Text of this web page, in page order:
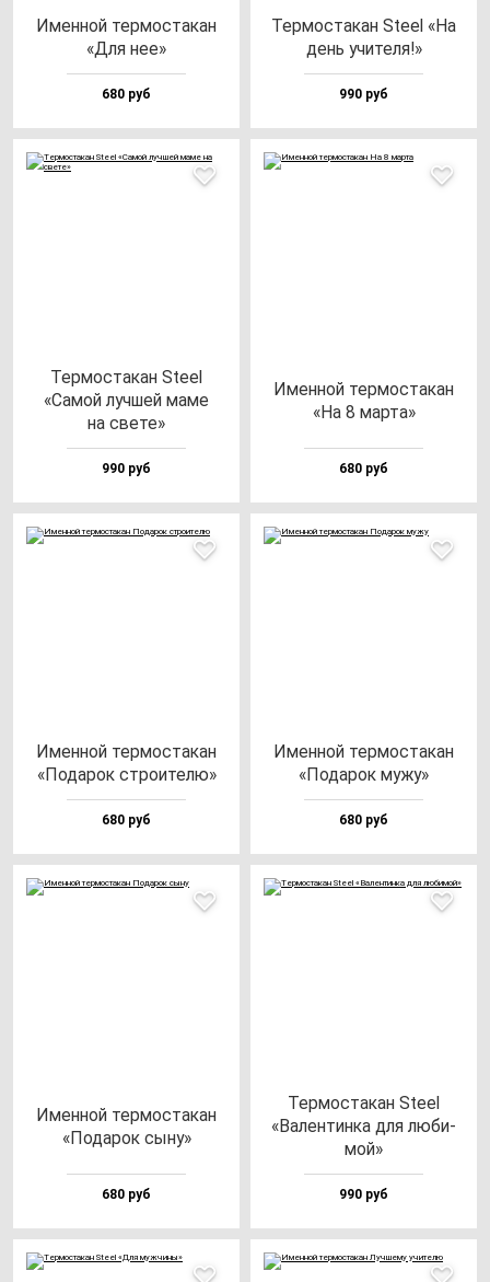
Имен­ной тер­мос­та­кан
«Для нее»
680 руб
Тер­мос­та­кан Ste­el «На
день учи­те­ля!»
990 руб
Тер­мос­та­кан Ste­el
«Самой луч­шей ма­ме
на све­те»
990 руб
Имен­ной тер­мос­та­кан
«На 8 мар­та»
680 руб
Имен­ной тер­мос­та­кан
«Пода­рок стро­ите­лю»
680 руб
Имен­ной тер­мос­та­кан
«Пода­рок му­жу»
680 руб
Имен­ной тер­мос­та­кан
«Пода­рок сы­ну»
680 руб
Тер­мос­та­кан Ste­el
«Вален­тин­ка для лю­би­
мой»
990 руб